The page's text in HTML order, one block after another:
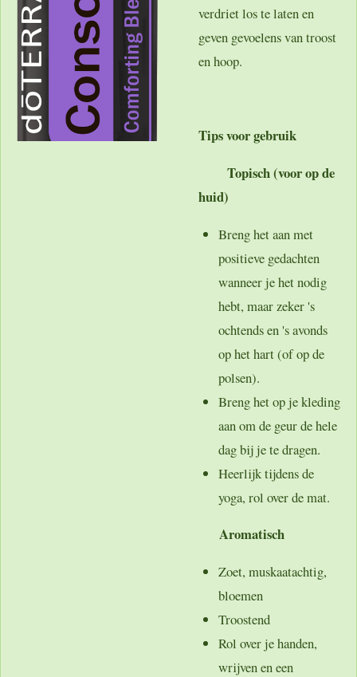
verdriet los te laten en
geven gevoelens van troost
en hoop.
Tips voor gebruik
Topisch (voor op de
huid)
Breng het aan met
positieve gedachten
wanneer je het nodig
hebt, maar zeker 's
ochtends en 's avonds
op het hart (of op de
polsen).
Breng het op je kleding
aan om de geur de hele
dag bij je te dragen.
Heerlijk tijdens de
yoga, rol over de mat.
Aromatisch
Zoet, muskaatachtig,
bloemen
Troostend
Rol over je handen,
wrijven en een